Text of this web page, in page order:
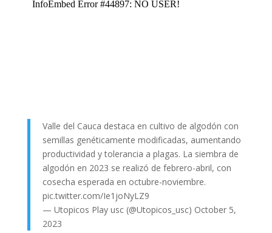
Valle del Cauca destaca en cultivo de algodón con
semillas genéticamente modificadas, aumentando
productividad y tolerancia a plagas. La siembra de
algodón en 2023 se realizó de febrero-abril, con
cosecha esperada en octubre-noviembre.
pic.twitter.com/Ie1joNyLZ9
— Utopicos Play usc (@Utopicos_usc) October 5,
2023